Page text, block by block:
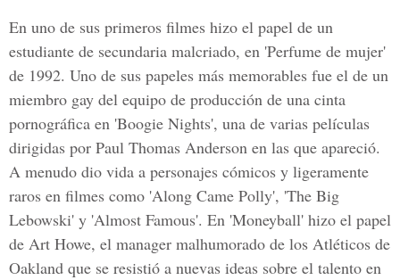
En uno de sus primeros filmes hizo el papel de un
estudiante de secundaria malcriado, en 'Perfume de mujer'
de 1992. Uno de sus papeles más memorables fue el de un
miembro gay del equipo de producción de una cinta
pornográfica en 'Boogie Nights', una de varias películas
dirigidas por Paul Thomas Anderson en las que apareció.
A menudo dio vida a personajes cómicos y ligeramente
raros en filmes como 'Along Came Polly', 'The Big
Lebowski' y 'Almost Famous'. En 'Moneyball' hizo el papel
de Art Howe, el manager malhumorado de los Atléticos de
Oakland que se resistió a nuevas ideas sobre el talento en